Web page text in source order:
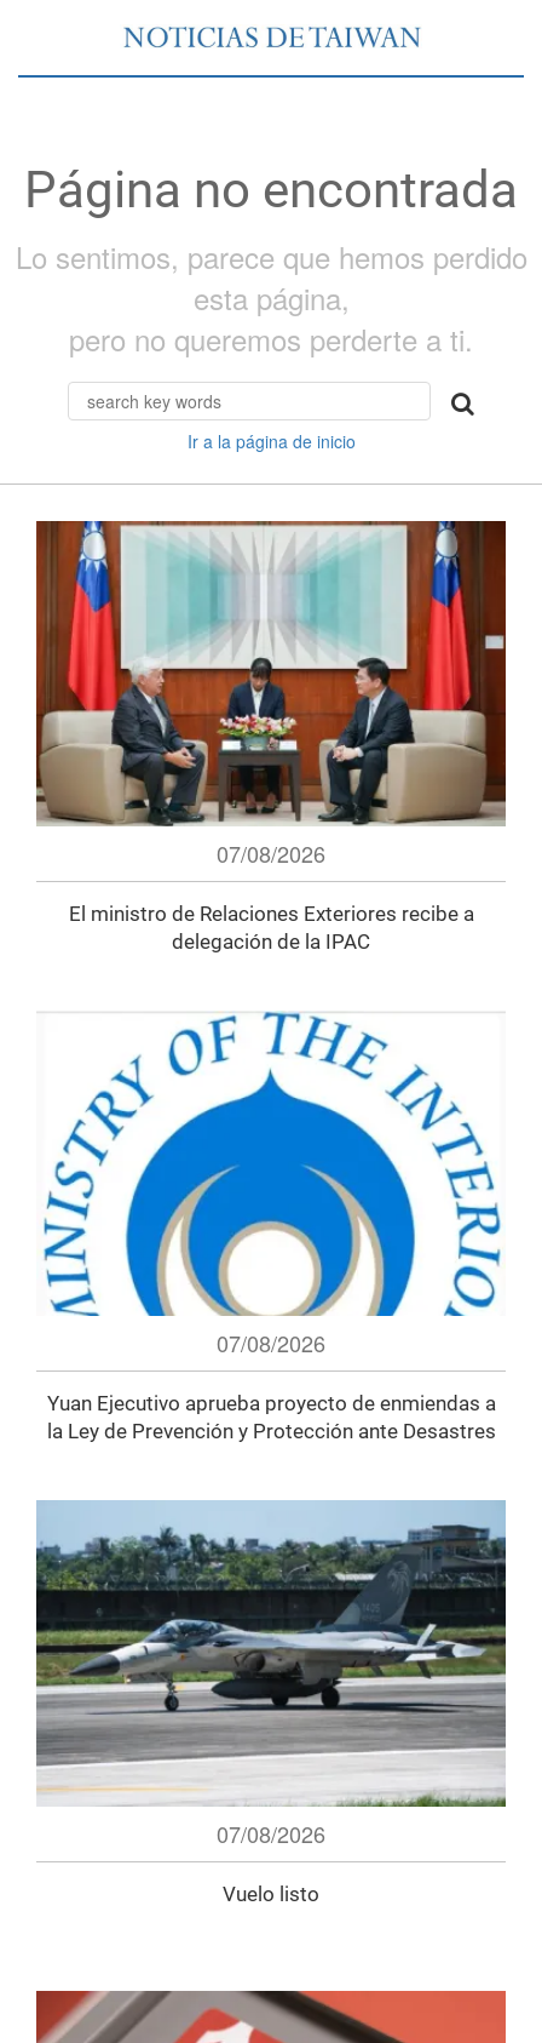
Página no encontrada
Lo sentimos, parece que hemos perdido
esta página,
pero no queremos perderte a ti.
Ir a la página de inicio
07/08/2026
El ministro de Relaciones Exteriores recibe a
delegación de la IPAC
07/08/2026
Yuan Ejecutivo aprueba proyecto de enmiendas a
la Ley de Prevención y Protección ante Desastres
07/08/2026
Vuelo listo